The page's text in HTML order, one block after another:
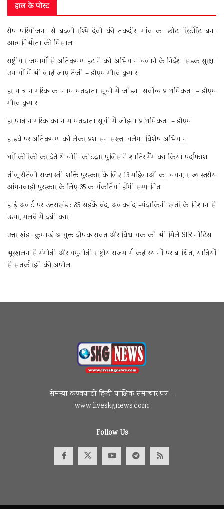
हाल के पोस्ट
रीप परियोजना से बदली रश्मि देवी की तकदीर, गांव का छोटा रेस्टोरेंट बना
आत्मनिर्भरता की मिसाल
राष्ट्रीय राजमार्गों से अतिक्रमण हटाने को अभियान चलाने के निर्देश, सड़क सुरक्षा
उपायों में भी लाई जाए तेजी – डीएम गौरव कुमार
हर पात्र नागरिक का नाम मतदाता सूची में जोड़ना सर्वोच्च प्राथमिकता – डीएम
गौरव कुमार
हर पात्र नागरिक का नाम मतदाता सूची में जोड़ना प्राथमिकता – डीएम
हाइवे पर अतिक्रमण को लेकर प्रशासन सख्त, चलेगा विशेष अभियान
घरों की रेकी कर देते थे चोरी, कोटद्वार पुलिस ने शातिर गैंग का किया पर्दाफाश
तीलू रौतेली राज्य स्त्री शक्ति पुरस्कार के लिए 13 महिलाओं का चयन, राज्य स्तरीय
आंगनबाड़ी पुरस्कार के लिए 35 कार्यकर्तियां होंगी सम्मानित
हाई अलर्ट पर उत्तराखंड : 85 सड़कें बंद, अलकनंदा-मंदाकिनी खतरे के निशान से
ऊपर, मलबे में दबी कार
उत्तराखंड : कुमाऊं आयुक्त दीपक रावत और विधायक को भी मिले SIR नोटिस
भूस्खलन से गंगोत्री और यमुनोत्री राष्ट्रीय राजमार्ग कई स्थानों पर बाधित, यात्रियों
से सतर्क रहने की अपील
सेमन्या कण्वघाटी हिन्दी पाक्षिक समाचार पत्र –
www.liveskgnews.com
Follow Us